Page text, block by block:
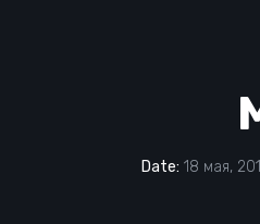
Date: 18 мая,